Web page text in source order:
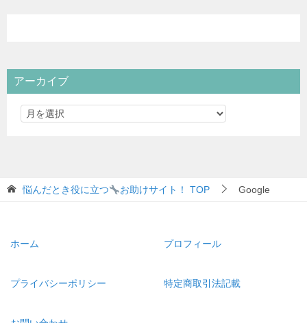
アーカイブ
悩んだとき役に立つ お助けサイト！ TOP Google
ホーム プロフィール
プライバシーポリシー 特定商取引法記載